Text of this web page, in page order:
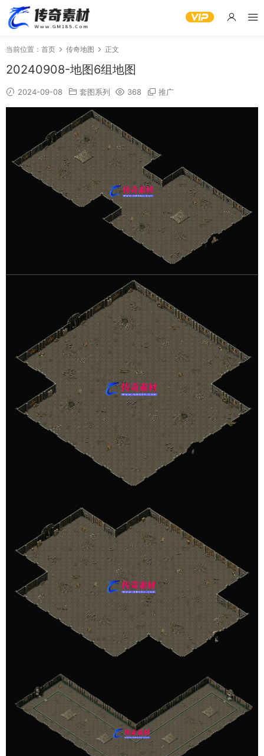
当前位置： 首页 传奇地图 正文
20240908-地图6组地图
2024-09-08 套图系列 368 推广